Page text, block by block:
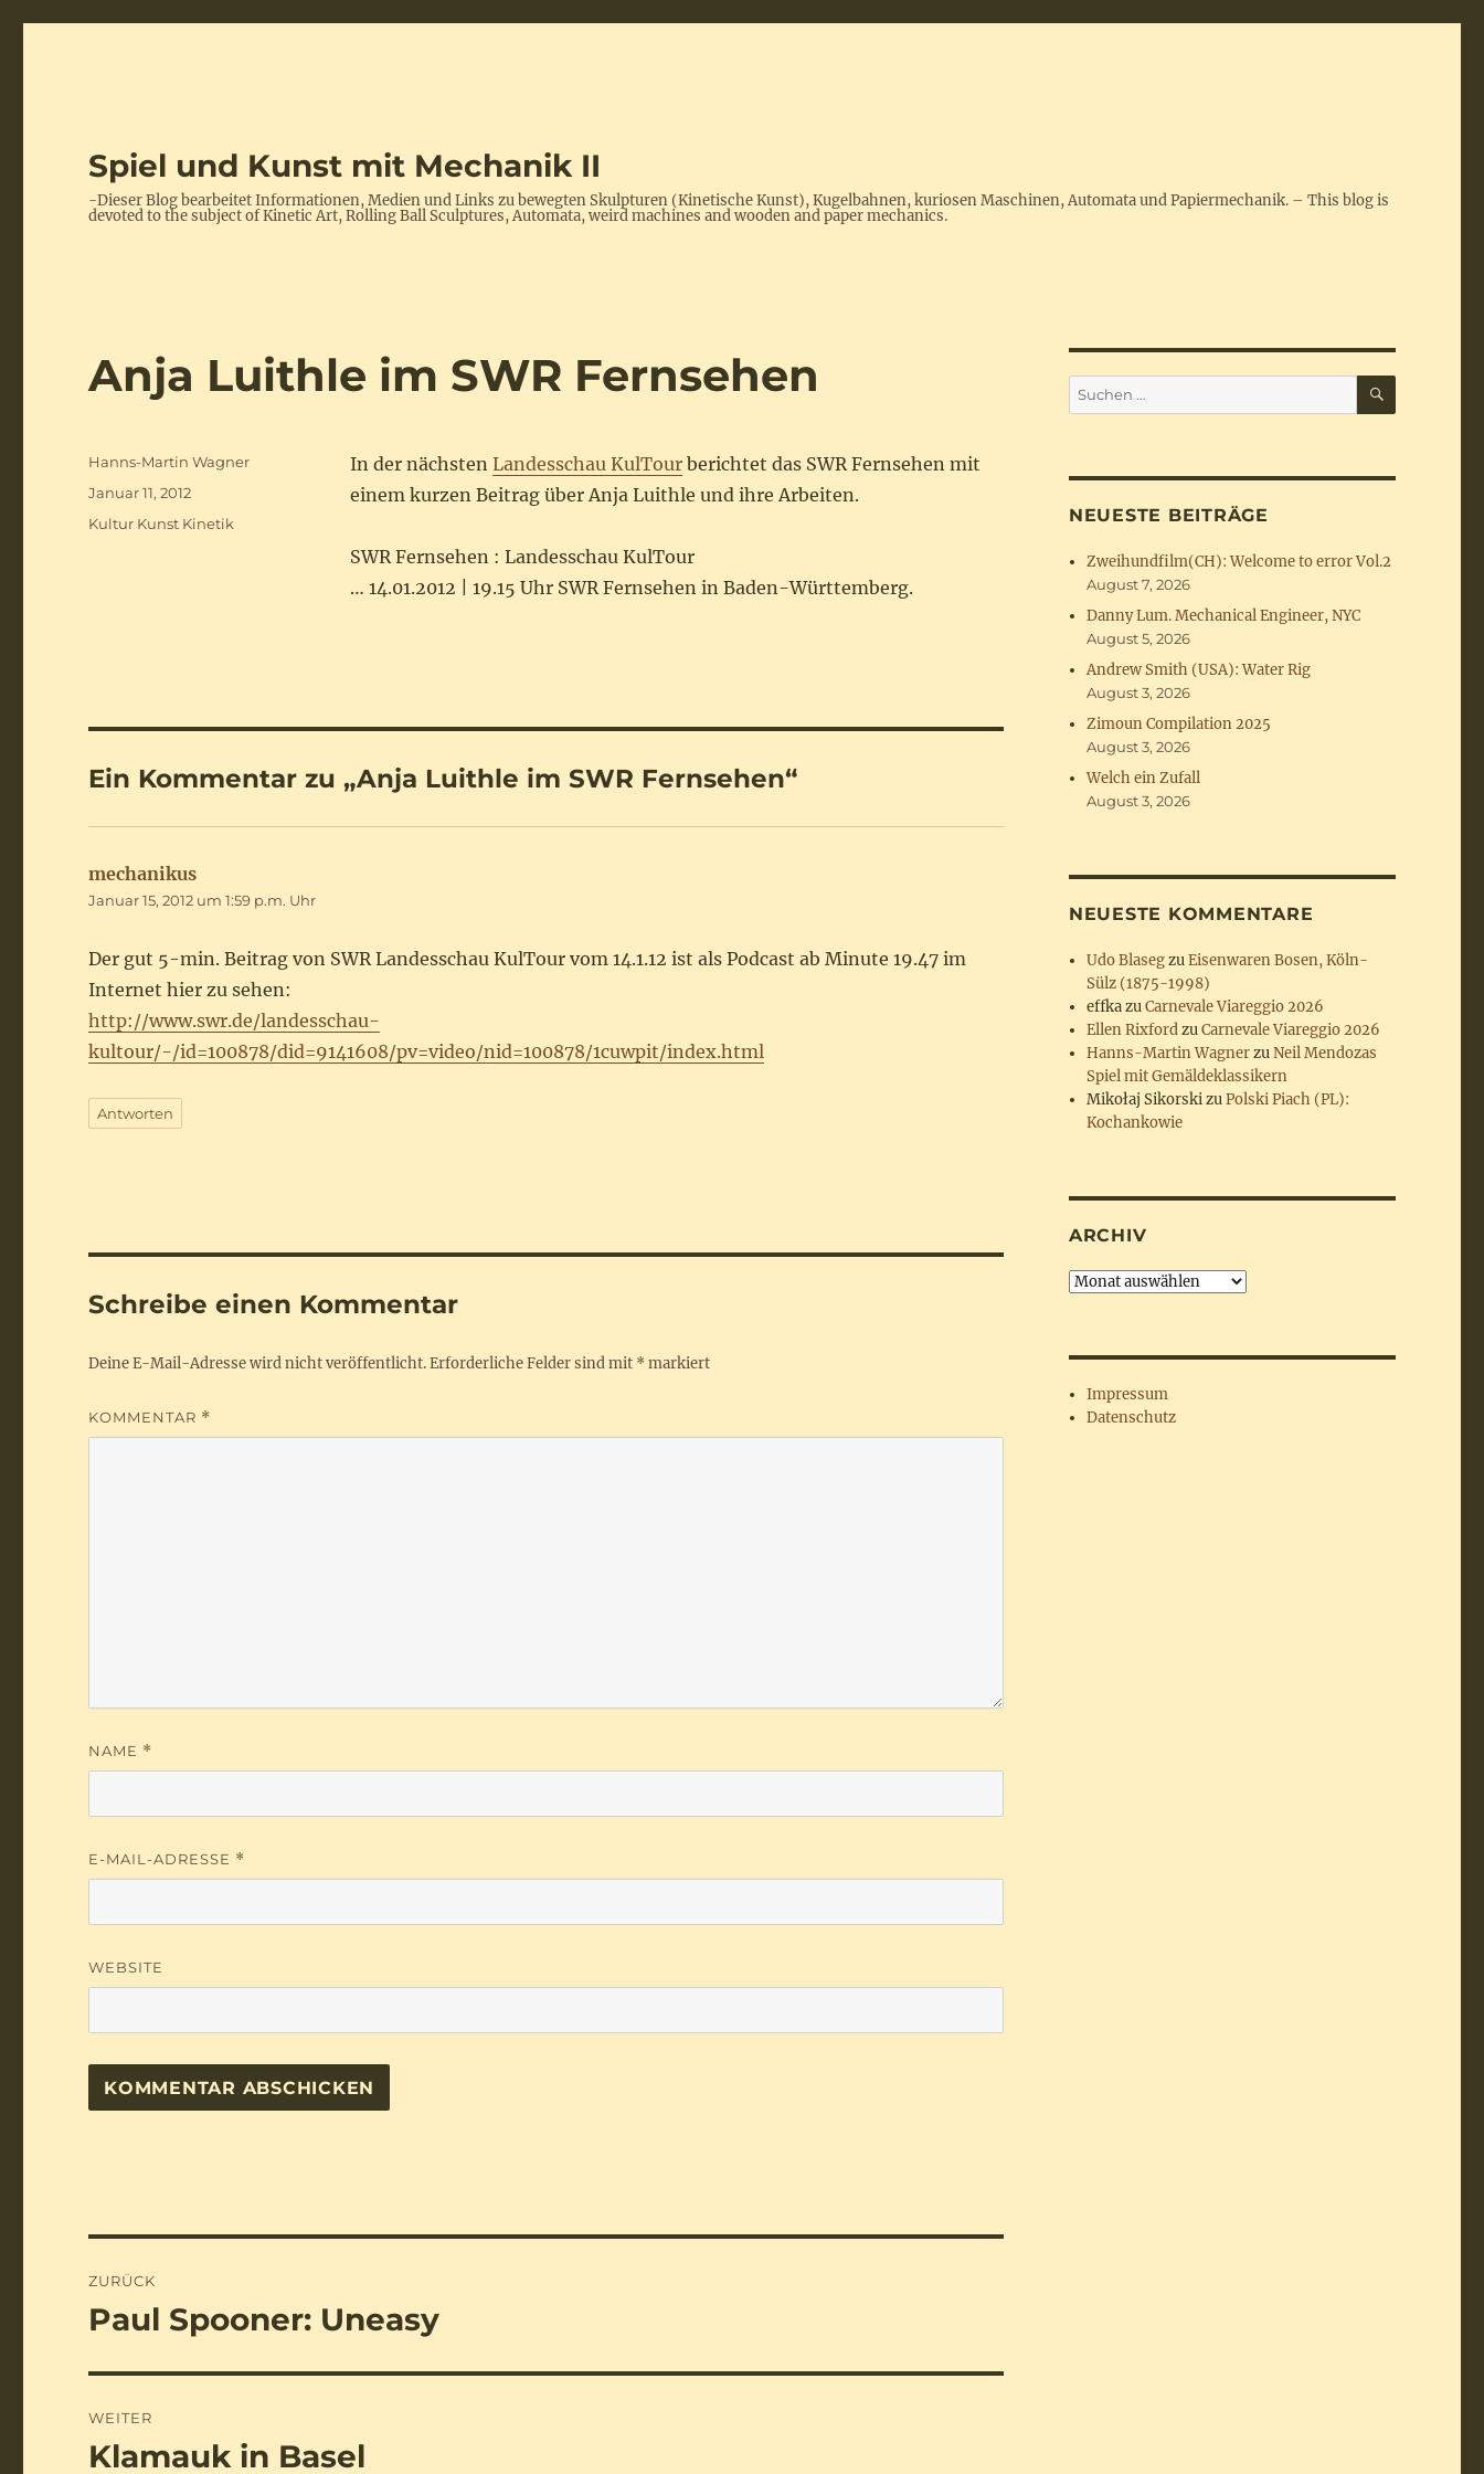
Spiel und Kunst mit Mechanik II
-Dieser Blog bearbeitet Informationen, Medien und Links zu bewegten Skulpturen (Kinetische Kunst), Kugelbahnen, kuriosen Maschinen, Automata und Papiermechanik. – This blog is
devoted to the subject of Kinetic Art, Rolling Ball Sculptures, Automata, weird machines and wooden and paper mechanics.
Anja Luithle im SWR Fernsehen
In der nächsten Landesschau KulTourberichtet das SWR Fernsehen mit
einem kurzen Beitrag über Anja Luithle und ihre Arbeiten.
SWR Fernsehen : Landesschau KulTour
… 14.01.2012 | 19.15 Uhr SWR Fernsehen in Baden-Württemberg.
Autor
Hanns-Martin Wagner
Veröffentlicht
am
Januar 11, 2012
Schlagwörter
Kultur Kunst Kinetik
Ein Kommentar zu „Anja Luithle im SWR Fernsehen“
mechanikus
Januar 15, 2012 um 1:59 p.m. Uhr
Der gut 5-min. Beitrag von SWR Landesschau KulTour vom 14.1.12 ist als Podcast ab Minute 19.47 im
Internet hier zu sehen:
http://www.swr.de/landesschau-
kultour/-/id=100878/did=9141608/pv=video/nid=100878/1cuwpit/index.html
Antworten
Schreibe einen Kommentar
Deine E-Mail-Adresse wird nicht veröffentlicht.Erforderliche Felder sind mit * markiert
KOMMENTAR *
NAME *
E-MAIL-ADRESSE *
WEBSITE
ZURÜCK
Vorheriger
Paul Spooner: Uneasy
WEITER
Nächster
Klamauk in Basel
Suchen
nach:
SUCHEN
NEUESTE BEITRÄGE
Zweihundfilm(CH): Welcome to error Vol.2
August 7, 2026
Danny Lum. Mechanical Engineer, NYC
August 5, 2026
Andrew Smith (USA): Water Rig
August 3, 2026
Zimoun Compilation 2025
August 3, 2026
Welch ein Zufall
August 3, 2026
NEUESTE KOMMENTARE
Udo BlasegzuEisenwaren Bosen, Köln-
Sülz (1875-1998)
effkazuCarnevale Viareggio 2026
Ellen RixfordzuCarnevale Viareggio 2026
Hanns-Martin WagnerzuNeil Mendozas
Spiel mit Gemäldeklassikern
Mikołaj SikorskizuPolski Piach (PL):
Kochankowie
ARCHIV
Archiv
Impressum
Datenschutz